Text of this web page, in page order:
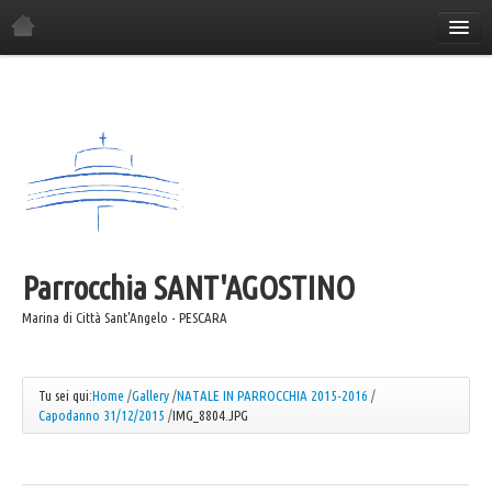
Orario Sante Messe
Gli incontri in parrocchia
Il Consiglio Economico
Il Comitato Festa
I Gruppi Parrocchiali
Azione Cattolica
Coro "Canta e Cammina"
Caritas
Parrocchia SANT'AGOSTINO
Marina di Città Sant'Angelo - PESCARA
Tu sei qui:Home /Gallery /NATALE IN PARROCCHIA 2015-2016 /
Capodanno 31/12/2015 /IMG_8804.JPG